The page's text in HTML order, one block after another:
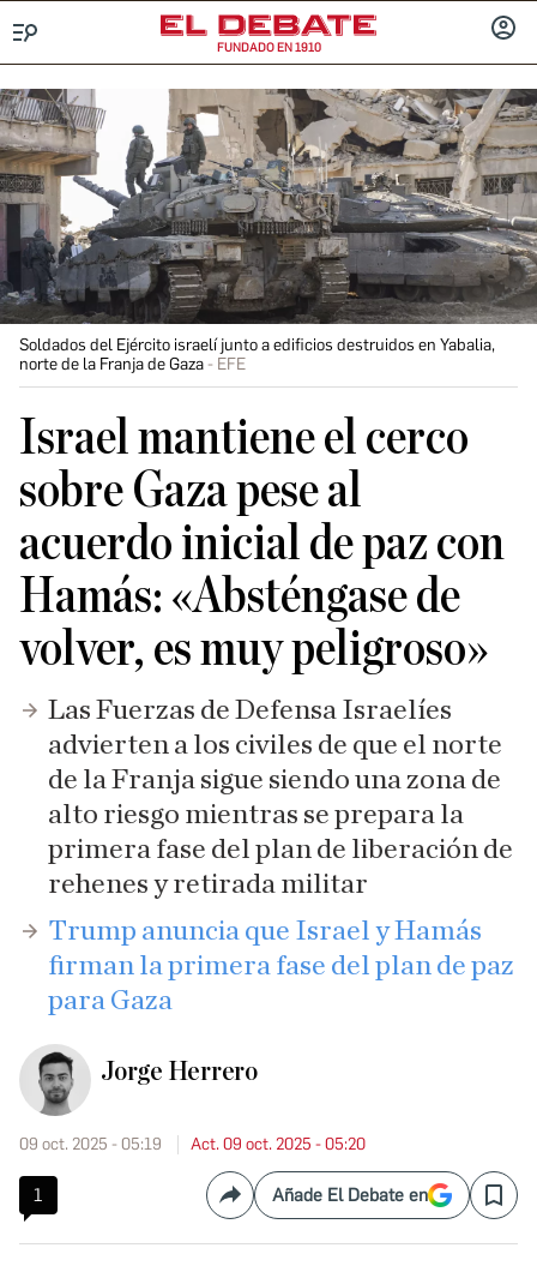
FUNDADO EN 1910
Soldados del Ejército israelí junto a edificios destruidos en Yabalia,
norte de la Franja de Gaza
EFE
Israel mantiene el cerco
sobre Gaza pese al
acuerdo inicial de paz con
Hamás: «Absténgase de
volver, es muy peligroso»
Las Fuerzas de Defensa Israelíes
advierten a los civiles de que el norte
de la Franja sigue siendo una zona de
alto riesgo mientras se prepara la
primera fase del plan de liberación de
rehenes y retirada militar
Trump anuncia que Israel y Hamás
firman la primera fase del plan de paz
para Gaza
Jorge Herrero
09 oct. 2025 - 05:19 Act. 09 oct. 2025 - 05:20
1 CompartirAñade El Debate en Save